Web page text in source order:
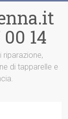
14
riparazione,
di tapparelle e